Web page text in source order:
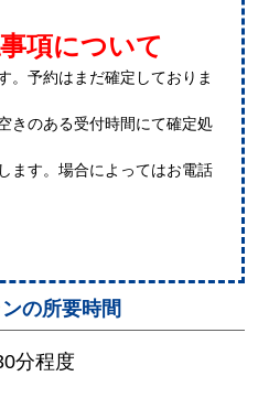
項について
。予約はまだ確定しておりま
きのある受付時間にて確定処
ます。場合によってはお電話
の所要時間
分程度